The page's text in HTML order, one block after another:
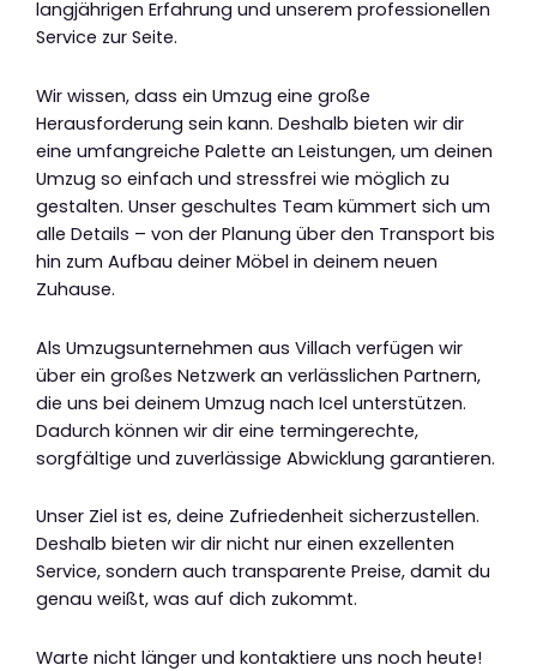
langjährigen Erfahrung und unserem professionellen
Service zur Seite.
Wir wissen, dass ein Umzug eine große
Herausforderung sein kann. Deshalb bieten wir dir
eine umfangreiche Palette an Leistungen, um deinen
Umzug so einfach und stressfrei wie möglich zu
gestalten. Unser geschultes Team kümmert sich um
alle Details – von der Planung über den Transport bis
hin zum Aufbau deiner Möbel in deinem neuen
Zuhause.
Als Umzugsunternehmen aus Villach verfügen wir
über ein großes Netzwerk an verlässlichen Partnern,
die uns bei deinem Umzug nach Icel unterstützen.
Dadurch können wir dir eine termingerechte,
sorgfältige und zuverlässige Abwicklung garantieren.
Unser Ziel ist es, deine Zufriedenheit sicherzustellen.
Deshalb bieten wir dir nicht nur einen exzellenten
Service, sondern auch transparente Preise, damit du
genau weißt, was auf dich zukommt.
Warte nicht länger und kontaktiere uns noch heute!